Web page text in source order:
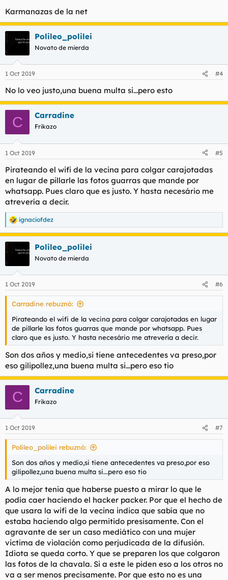
Karmanazas de la net
Polileo_polilei
Novato de mierda
1 Oct 2019 #4
No lo veo justo,una buena multa si...pero esto
C Carradine
Frikazo
1 Oct 2019 #5
Pirateando el wifi de la vecina para colgar carajotadas
en lugar de pillarle las fotos guarras que mande por
whatsapp. Pues claro que es justo. Y hasta necesário me
atrevería a decir.
R
e
a
e
s
ignaciofdez
Polileo_polilei
Novato de mierda
1 Oct 2019 #6
Carradine rebuznó:
Pirateando el wifi de la vecina para colgar carajotadas en lugar
de pillarle las fotos guarras que mande por whatsapp. Pues
claro que es justo. Y hasta necesário me atrevería a decir.
Son dos años y medio,si tiene antecedentes va preso,por
eso gilipollez,una buena multa si...pero eso tio
C Carradine
Frikazo
1 Oct 2019 #7
Polileo_polilei rebuznó:
Son dos años y medio,si tiene antecedentes va preso,por eso
gilipollez,una buena multa si...pero eso tio
A lo mejor tenia que haberse puesto a mirar lo que le
podía caer haciendo el hacker packer. Por que el hecho de
que usara la wifi de la vecina indica que sabía que no
estaba haciendo algo permitido presisamente. Con el
agravante de ser un caso mediático con una mujer
victima de violación como perjudicada de la difusión.
Idiota se queda corto. Y que se preparen los que colgaron
las fotos de la chavala. Si a este le piden eso a los otros no
va a ser menos precisamente. Por que esto no es una